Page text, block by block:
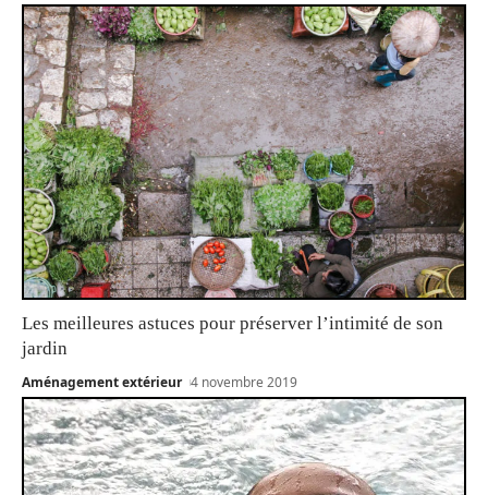
Les meilleures astuces pour préserver l’intimité de son
jardin
Aménagement extérieur 4 novembre 2019